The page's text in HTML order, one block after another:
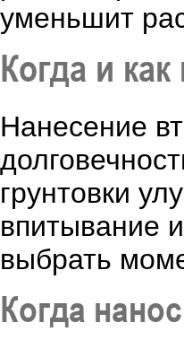
уменьшит
Когда и
Нанесение
грунтовки
впитывание
выбрать
Когда